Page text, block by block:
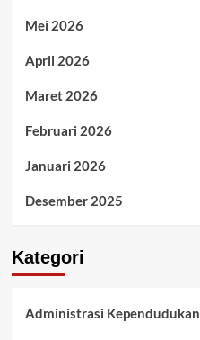
Mei 2026
April 2026
Maret 2026
Februari 2026
Januari 2026
Desember 2025
Kategori
Administrasi Kependudukan